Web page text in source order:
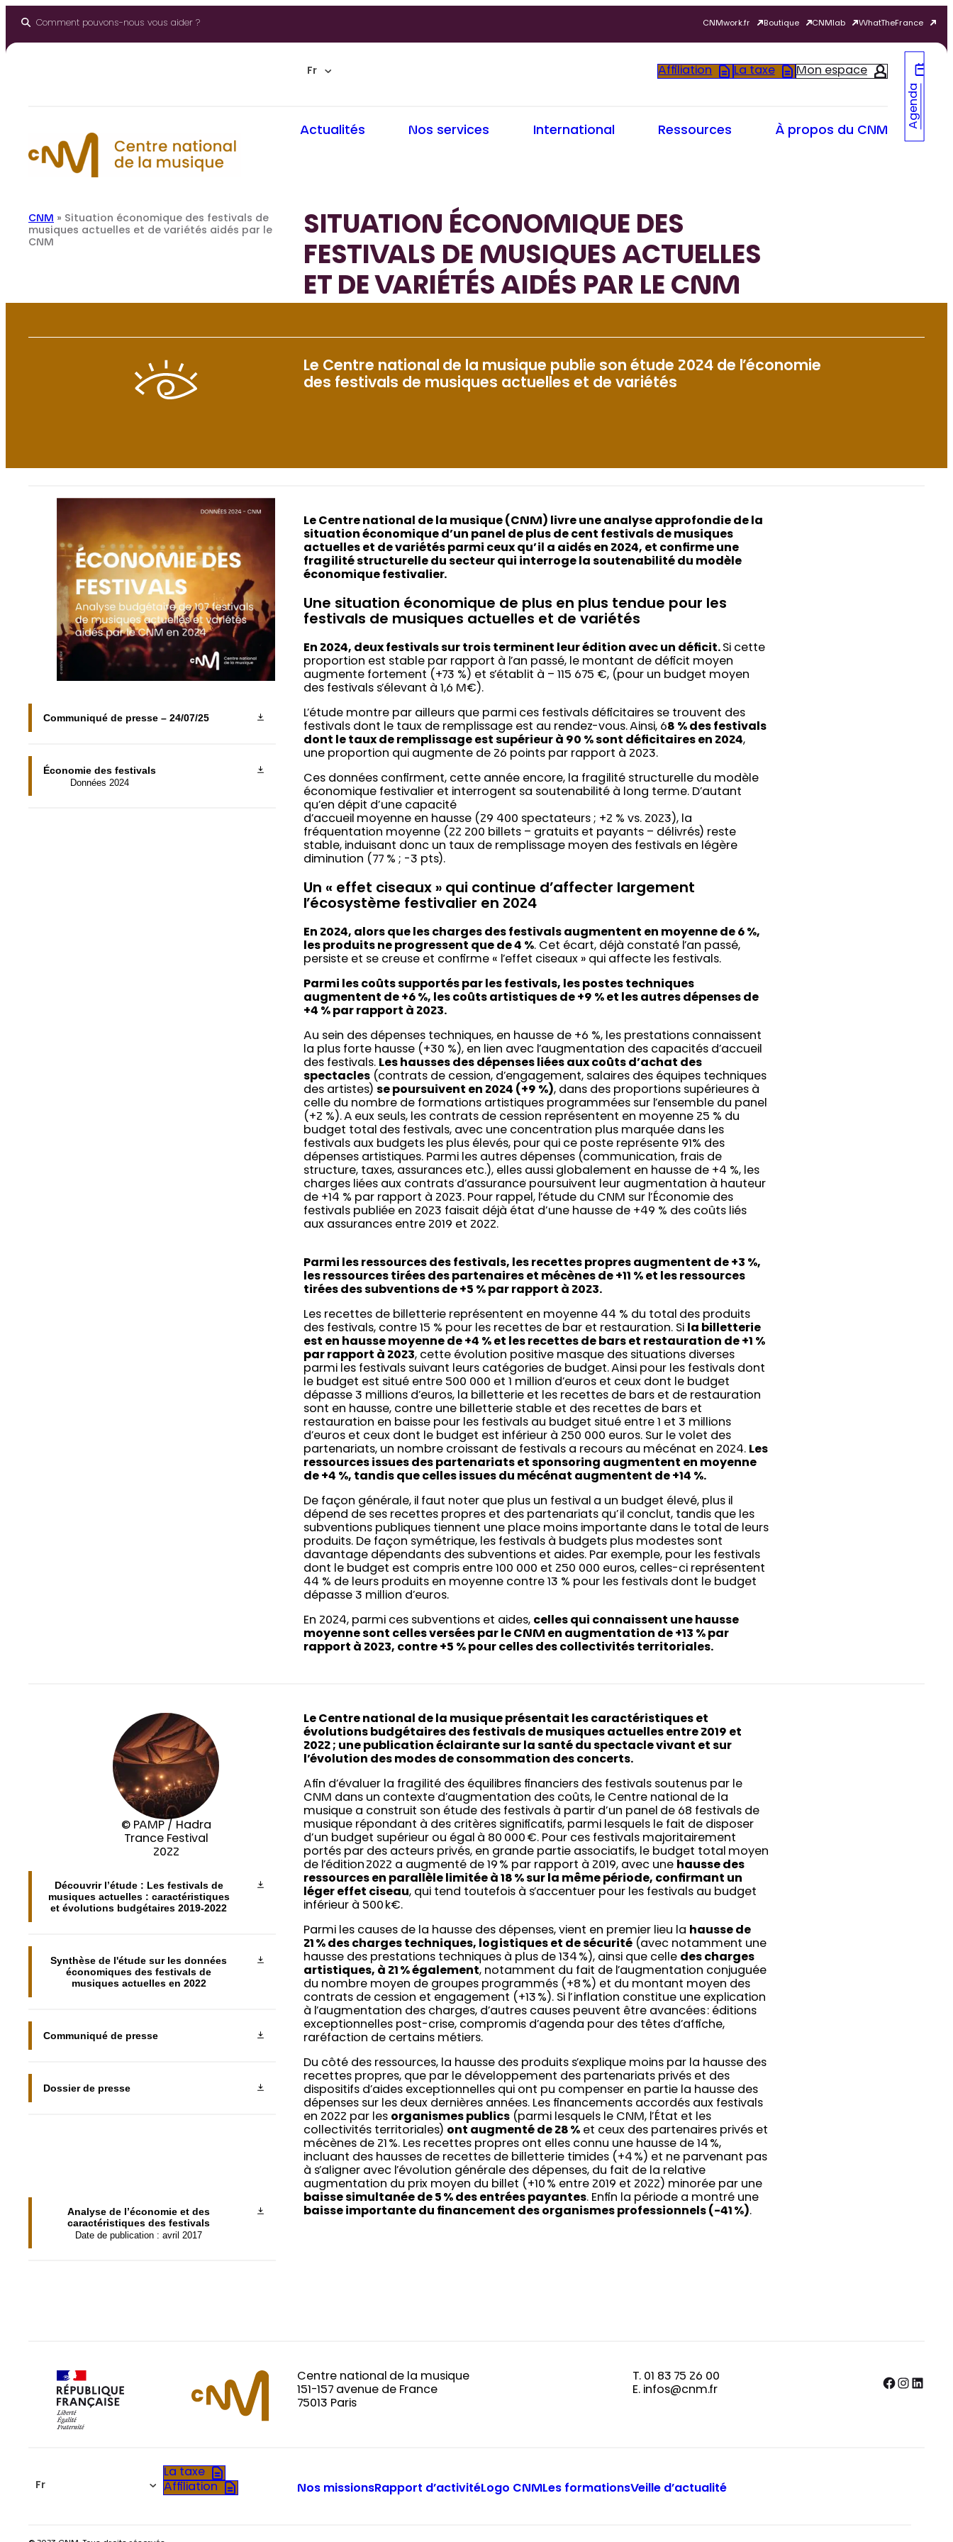
Comment pouvons-nous vous aider ? CNMwork.fr Boutique CNMlab WhatTheFrance
Fr Affiliation La taxe Mon espace
Actualités Nos services International Ressources À propos du CNM
Agenda
CNM » Situation économique des festivals de
musiques actuelles et de variétés aidés par le
CNM
SITUATION ÉCONOMIQUE DES
FESTIVALS DE MUSIQUES ACTUELLES
ET DE VARIÉTÉS AIDÉS PAR LE CNM
Le Centre national de la musique publie son étude 2024 de l’économie
des festivals de musiques actuelles et de variétés
Communiqué de presse – 24/07/25
Économie des festivals
Données 2024
Le Centre national de la musique (CNM) livre une analyse approfondie de la
situation économique d’un panel de plus de cent festivals de musiques
actuelles et de variétés parmi ceux qu’il a aidés en 2024, et confirme une
fragilité structurelle du secteur qui interroge la soutenabilité du modèle
économique festivalier.
Une situation économique de plus en plus tendue pour les
festivals de musiques actuelles et de variétés
En 2024, deux festivals sur trois terminent leur édition avec un déficit. Si cette
proportion est stable par rapport à l’an passé, le montant de déficit moyen
augmente fortement (+73 %) et s’établit à – 115 675 €, (pour un budget moyen
des festivals s’élevant à 1,6 M€).
L’étude montre par ailleurs que parmi ces festivals déficitaires se trouvent des
festivals dont le taux de remplissage est au rendez-vous. Ainsi, 68 % des festivals
dont le taux de remplissage est supérieur à 90 % sont déficitaires en 2024,
une proportion qui augmente de 26 points par rapport à 2023.
Ces données confirment, cette année encore, la fragilité structurelle du modèle
économique festivalier et interrogent sa soutenabilité à long terme. D’autant
qu’en dépit d’une capacité
d’accueil moyenne en hausse (29 400 spectateurs ; +2 % vs. 2023), la
fréquentation moyenne (22 200 billets – gratuits et payants – délivrés) reste
stable, induisant donc un taux de remplissage moyen des festivals en légère
diminution (77 % ; -3 pts).
Un « effet ciseaux » qui continue d’affecter largement
l’écosystème festivalier en 2024
En 2024, alors que les charges des festivals augmentent en moyenne de 6 %,
les produits ne progressent que de 4 %. Cet écart, déjà constaté l’an passé,
persiste et se creuse et confirme « l’effet ciseaux » qui affecte les festivals.
Parmi les coûts supportés par les festivals, les postes techniques
augmentent de +6 %, les coûts artistiques de +9 % et les autres dépenses de
+4 % par rapport à 2023.
Au sein des dépenses techniques, en hausse de +6 %, les prestations connaissent
la plus forte hausse (+30 %), en lien avec l’augmentation des capacités d’accueil
des festivals. Les hausses des dépenses liées aux coûts d’achat des
spectacles (contrats de cession, d’engagement, salaires des équipes techniques
des artistes) se poursuivent en 2024 (+9 %), dans des proportions supérieures à
celle du nombre de formations artistiques programmées sur l’ensemble du panel
(+2 %). A eux seuls, les contrats de cession représentent en moyenne 25 % du
budget total des festivals, avec une concentration plus marquée dans les
festivals aux budgets les plus élevés, pour qui ce poste représente 91% des
dépenses artistiques. Parmi les autres dépenses (communication, frais de
structure, taxes, assurances etc.), elles aussi globalement en hausse de +4 %, les
charges liées aux contrats d’assurance poursuivent leur augmentation à hauteur
de +14 % par rapport à 2023. Pour rappel, l’étude du CNM sur l’Économie des
festivals publiée en 2023 faisait déjà état d’une hausse de +49 % des coûts liés
aux assurances entre 2019 et 2022.
Parmi les ressources des festivals, les recettes propres augmentent de +3 %,
les ressources tirées des partenaires et mécènes de +11 % et les ressources
tirées des subventions de +5 % par rapport à 2023.
Les recettes de billetterie représentent en moyenne 44 % du total des produits
des festivals, contre 15 % pour les recettes de bar et restauration. Si
la billetterie
est en hausse moyenne de +4 % et les recettes de bars et restauration de +1 %
par rapport à 2023, cette évolution positive masque des situations diverses
parmi les festivals suivant leurs catégories de budget. Ainsi pour les festivals dont
le budget est situé entre 500 000 et 1 million d’euros et ceux dont le budget
dépasse 3 millions d’euros, la billetterie et les recettes de bars et de restauration
sont en hausse, contre une billetterie stable et des recettes de bars et
restauration en baisse pour les festivals au budget situé entre 1 et 3 millions
d’euros et ceux dont le budget est inférieur à 250 000 euros. Sur le volet des
partenariats, un nombre croissant de festivals a recours au mécénat en 2024. Les
ressources issues des partenariats et sponsoring augmentent en moyenne
de +4 %, tandis que celles issues du mécénat augmentent de +14 %.
De façon générale, il faut noter que plus un festival a un budget élevé, plus il
dépend de ses recettes propres et des partenariats qu’il conclut, tandis que les
subventions publiques tiennent une place moins importante dans le total de leurs
produits. De façon symétrique, les festivals à budgets plus modestes sont
davantage dépendants des subventions et aides. Par exemple, pour les festivals
dont le budget est compris entre 100 000 et 250 000 euros, celles-ci représentent
44 % de leurs produits en moyenne contre 13 % pour les festivals dont le budget
dépasse 3 million d’euros.
En 2024, parmi ces subventions et aides, celles qui connaissent une hausse
moyenne sont celles versées par le CNM en augmentation de +13 % par
rapport à 2023, contre +5 % pour celles des collectivités territoriales.
© PAMP / Hadra
Trance Festival
2022
Découvrir l’étude : Les festivals de
musiques actuelles : caractéristiques
et évolutions budgétaires 2019-2022
Synthèse de l'étude sur les données
économiques des festivals de
musiques actuelles en 2022
Communiqué de presse
Dossier de presse
Analyse de l’économie et des
caractéristiques des festivals
Date de publication : avril 2017
Le Centre national de la musique présentait les caractéristiques et
évolutions budgétaires des festivals de musiques actuelles entre 2019 et
2022 ; une publication éclairante sur la santé du spectacle vivant et sur
l’évolution des modes de consommation des concerts.
Afin d’évaluer la fragilité des équilibres financiers des festivals soutenus par le
CNM dans un contexte d’augmentation des coûts, le Centre national de la
musique a construit son étude des festivals à partir d’un panel de 68 festivals de
musique répondant à des critères significatifs, parmi lesquels le fait de disposer
d’un budget supérieur ou égal à 80 000 €. Pour ces festivals majoritairement
portés par des acteurs privés, en grande partie associatifs, le budget total moyen
de l’édition 2022 a augmenté de 19 % par rapport à 2019, avec une hausse des
ressources en parallèle limitée à 18 % sur la même période, confirmant un
léger effet ciseau, qui tend toutefois à s’accentuer pour les festivals au budget
inférieur à 500 k€.
Parmi les causes de la hausse des dépenses, vient en premier lieu la hausse de
21 % des charges techniques, logistiques et de sécurité (avec notamment une
hausse des prestations techniques à plus de 134 %), ainsi que celle des charges
artistiques, à 21 % également, notamment du fait de l’augmentation conjuguée
du nombre moyen de groupes programmés (+8 %) et du montant moyen des
contrats de cession et engagement (+13 %). Si l’inflation constitue une explication
à l’augmentation des charges, d’autres causes peuvent être avancées : éditions
exceptionnelles post-crise, compromis d’agenda pour des têtes d’affiche,
raréfaction de certains métiers.
Du côté des ressources, la hausse des produits s’explique moins par la hausse des
recettes propres, que par le développement des partenariats privés et des
dispositifs d’aides exceptionnelles qui ont pu compenser en partie la hausse des
dépenses sur les deux dernières années. Les financements accordés aux festivals
en 2022 par les organismes publics (parmi lesquels le CNM, l’État et les
collectivités territoriales) ont augmenté de 28 % et ceux des partenaires privés et
mécènes de 21 %. Les recettes propres ont elles connu une hausse de 14 %,
incluant des hausses de recettes de billetterie timides (+4 %) et ne parvenant pas
à s’aligner avec l’évolution générale des dépenses, du fait de la relative
augmentation du prix moyen du billet (+10 % entre 2019 et 2022) minorée par une
baisse simultanée de 5 % des entrées payantes. Enfin la période a montré une
baisse importante du financement des organismes professionnels (-41 %).
Centre national de la musique
151-157 avenue de France
75013 Paris
T. 01 83 75 26 00
E. infos@cnm.fr
Facebook InstagramLinkedIn
Fr
La taxe
Affiliation
Nos missionsRapport d’activitéLogo CNMLes formationsVeille d’actualité